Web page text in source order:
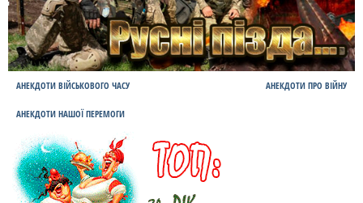
АНЕКДОТИ ВІЙСЬКОВОГО ЧАСУ АНЕКДОТИ ПРО ВІЙНУ
АНЕКДОТИ НАШОЇ ПЕРЕМОГИ